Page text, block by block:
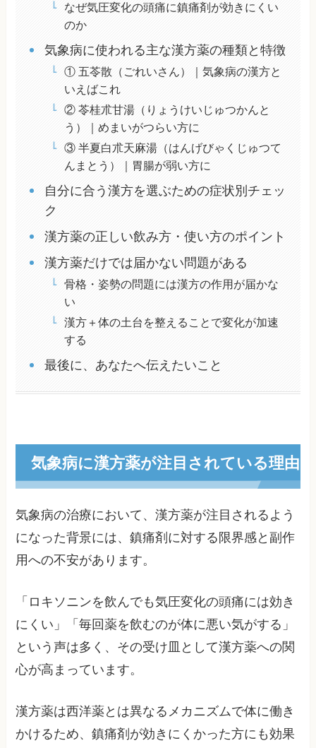
なぜ気圧変化の頭痛に鎮痛剤が効きにくい
のか
気象病に使われる主な漢方薬の種類と特徴
① 五苓散（ごれいさん）｜気象病の漢方と
いえばこれ
② 苓桂朮甘湯（りょうけいじゅつかんと
う）｜めまいがつらい方に
③ 半夏白朮天麻湯（はんげびゃくじゅつて
んまとう）｜胃腸が弱い方に
自分に合う漢方を選ぶための症状別チェッ
ク
漢方薬の正しい飲み方・使い方のポイント
漢方薬だけでは届かない問題がある
骨格・姿勢の問題には漢方の作用が届かな
い
漢方＋体の土台を整えることで変化が加速
する
最後に、あなたへ伝えたいこと
気象病に漢方薬が注目されている理由
気象病の治療において、漢方薬が注目されるよう
になった背景には、鎮痛剤に対する限界感と副作
用への不安があります。
「ロキソニンを飲んでも気圧変化の頭痛には効き
にくい」「毎回薬を飲むのが体に悪い気がする」
という声は多く、その受け皿として漢方薬への関
心が高まっています。
漢方薬は西洋薬とは異なるメカニズムで体に働き
かけるため、鎮痛剤が効きにくかった方にも効果